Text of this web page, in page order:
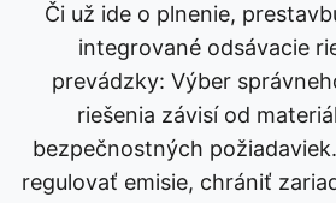
Či už ide o plnenie,
integrované odsávacie
prevádzky: Výber
riešenia závisí od
bezpečnostných
regulovať emisie, chrániť